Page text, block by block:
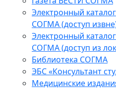
Электронный
СОГМА (доступ
Электронный
СОГМА (доступ из
Библиотека СОГМА
ЭБС «Консультант
Медицинские